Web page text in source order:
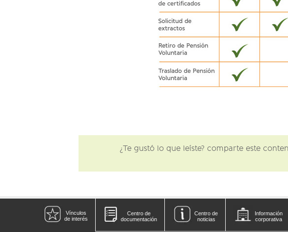
¿Te gustó lo que leíste? comparte este
Vínculos
de interés
Centro de
documentación
Centro de
noticias
Información
corporativa